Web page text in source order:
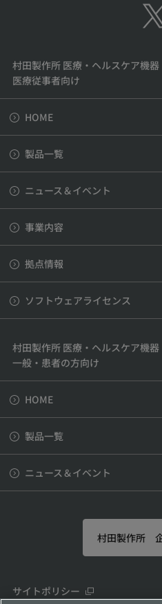
村田製作所 医療・ヘルスケア機器
医療従事者向け
HOME
製品一覧
ニュース＆イベント
事業内容
拠点情報
ソフトウェアライセンス
村田製作所 医療・ヘルスケア機器
一般・患者の方向け
HOME
製品一覧
ニュース＆イベント
村田製作所
サイトポリシー